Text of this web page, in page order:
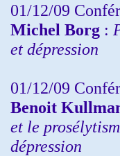
01/12/09
Michel Borg :
et dépression
01/12/09
Benoit
et le
dépression